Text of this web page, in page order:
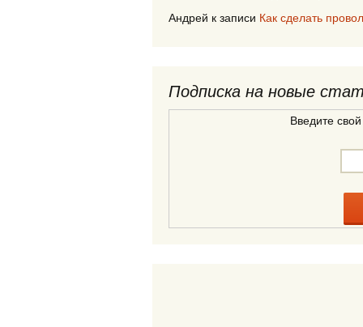
Андрей к записи Как сделать
Подписка на новые
Введите